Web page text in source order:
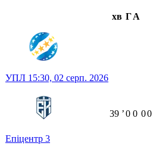
хв ГА
УПЛ 15:30, 02 серп. 2026
Епіцентр 3
39 ʼ0 0 00